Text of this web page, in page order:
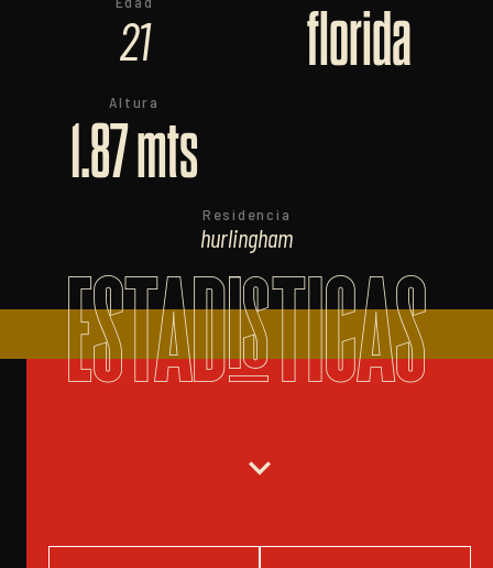
21 florida
Altura
1.87 mts
Residencia
hurlingham
ESTADISTICAS
expand_more